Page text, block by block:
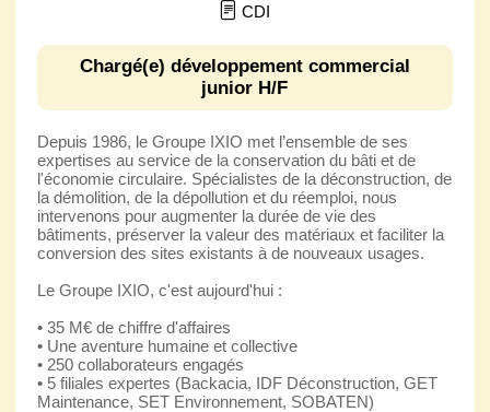
CDI
Chargé(e) développement commercial
junior H/F
Depuis 1986, le Groupe IXIO met l’ensemble de ses
expertises au service de la conservation du bâti et de
l'économie circulaire. Spécialistes de la déconstruction, de
la démolition, de la dépollution et du réemploi, nous
intervenons pour augmenter la durée de vie des
bâtiments, préserver la valeur des matériaux et faciliter la
conversion des sites existants à de nouveaux usages.
Le Groupe IXIO, c'est aujourd'hui :
• 35 M€ de chiffre d'affaires
• Une aventure humaine et collective
• 250 collaborateurs engagés
• 5 filiales expertes (Backacia, IDF Déconstruction, GET
Maintenance, SET Environnement, SOBATEN)